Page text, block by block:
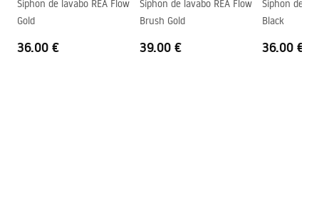
Trou de robinet
Non
Warranty_Terms_and_Conditions_Basins_-_5.pdf
Siphon de lavabo REA Flow
Gold
36.00 €
Siphon de lavabo REA Flow
Brush Gold
39.00 €
Siphon de
Black
36.00 €